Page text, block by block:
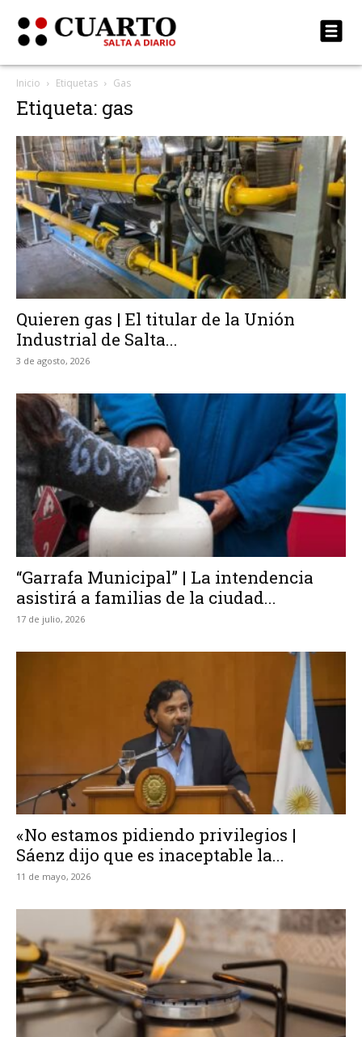
Inicio Etiquetas Gas
Etiqueta: gas
Quieren gas | El titular de la Unión
Industrial de Salta...
3 de agosto, 2026
“Garrafa Municipal” | La intendencia
asistirá a familias de la ciudad...
17 de julio, 2026
«No estamos pidiendo privilegios |
Sáenz dijo que es inaceptable la...
11 de mayo, 2026